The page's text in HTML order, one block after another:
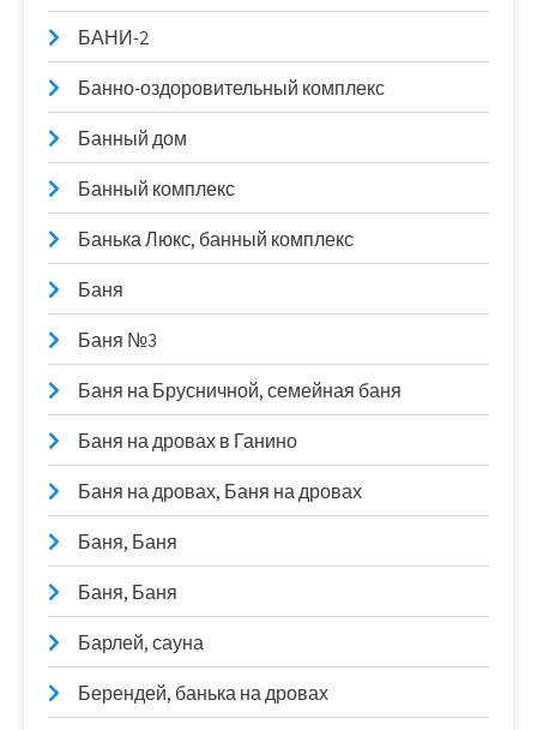
БАНИ-2
Банно-оздоровительный комплекс
Банный дом
Банный комплекс
Банька Люкс, банный комплекс
Баня
Баня №3
Баня на Брусничной, семейная баня
Баня на дровах в Ганино
Баня на дровах, Баня на дровах
Баня, Баня
Баня, Баня
Барлей, сауна
Берендей, банька на дровах